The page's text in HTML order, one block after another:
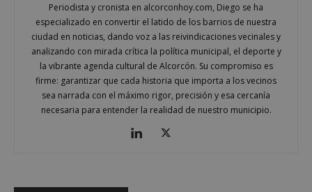
Periodista y cronista en alcorconhoy.com, Diego se ha
especializado en convertir el latido de los barrios de nuestra
ciudad en noticias, dando voz a las reivindicaciones vecinales y
analizando con mirada crítica la política municipal, el deporte y
la vibrante agenda cultural de Alcorcón. Su compromiso es
firme: garantizar que cada historia que importa a los vecinos
sea narrada con el máximo rigor, precisión y esa cercanía
necesaria para entender la realidad de nuestro municipio.
las cookies estrictamente necesarias.
Nombre
Proveedor
Dominio
PHPSESSID
PHP.net
alcorconhoy.com